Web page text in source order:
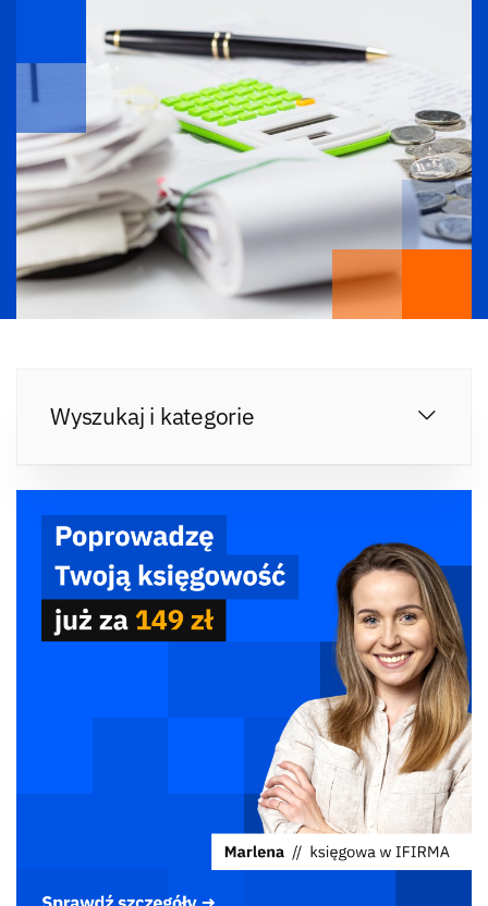
Wyszukaj i kategorie